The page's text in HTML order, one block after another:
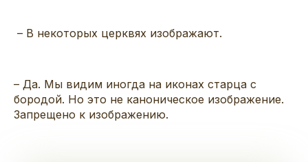
– В некоторых церквях изображают.
– Да. Мы видим иногда на иконах старца с
бородой. Но это не каноническое изображение.
Запрещено к изображению.